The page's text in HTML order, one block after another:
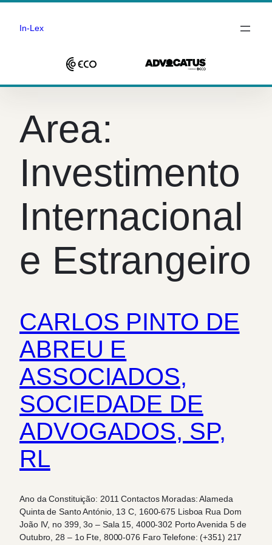
Saltar
conteúdo
In-Lex
Area:
Investimento
Internacional
e Estrangeiro
CARLOS PINTO DE
ABREU E
ASSOCIADOS,
SOCIEDADE DE
ADVOGADOS, SP,
RL
Ano da Constituição: 2011 Contactos Moradas: Alameda
Quinta de Santo António, 13 C, 1600-675 Lisboa Rua Dom
João IV, no 399, 3o – Sala 15, 4000-302 Porto Avenida 5 de
Outubro, 28 – 1o Fte, 8000-076 Faro Telefone: (+351) 217